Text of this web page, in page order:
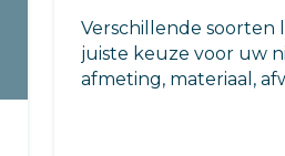
Verschillende soorten
juiste keuze voor uw
afmeting, materiaal,